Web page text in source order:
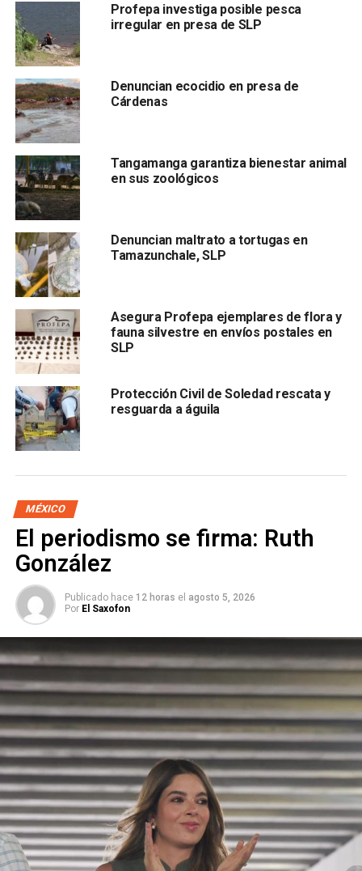
aseguraron a los felinos al presentar una orden que les
permitió llevarse los ejemplares.
Omar Rodríguez, dueño de los animales, aseguró en
entrevista con medios de comunicación quecuenta con
toda la documentación que le permite tener a los
animales en el domicilio
.
En el operativo, personal de Profepa trasladó a los leones
en jaulas habilitadas para tal fin.
En el lugar se encontraban agentes federales, y hasta el
momento la dependencia no ha emitido un comunicado
oficial.
que mantiene en la azotea
de una casa en la Colonia
Viaducto Piedad
#Iztacalco
entregarlos a la Profepa
pic.twitter.com/nsfRRzxgS3
— Noticias_CUBO
(@Noticias_CUBO)12 de
octubre de 2018
Con información de:El Universal
https://laorquesta.mx/monitoreo-de-la-calidad-del-aire-
en-slp-cumple-la-normativa-dice-segam/
Profepa investiga posible pesca
irregular en presa de SLP
Denuncian ecocidio en presa de
Cárdenas
Tangamanga garantiza bienestar animal
en sus zoológicos
Denuncian maltrato a tortugas en
Tamazunchale, SLP
Asegura Profepa ejemplares de flora y
fauna silvestre en envíos postales en
SLP
Protección Civil de Soledad rescata y
resguarda a águila
MÉXICO
El periodismo se firma: Ruth
González
Publicado hace 12 horas el agosto 5, 2026
Por El Saxofon